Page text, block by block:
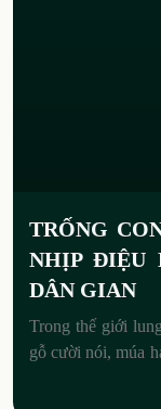
TRỐNG
NHỊP ĐIỆU
DÂN GIAN
Trong thế giới
gỗ cười nói, múa